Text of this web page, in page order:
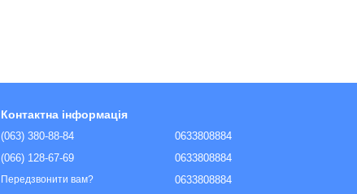
Контактна інформація
(063) 380-88-84
(066) 128-67-69
Передзвонити вам?
0633808884
0633808884
0633808884